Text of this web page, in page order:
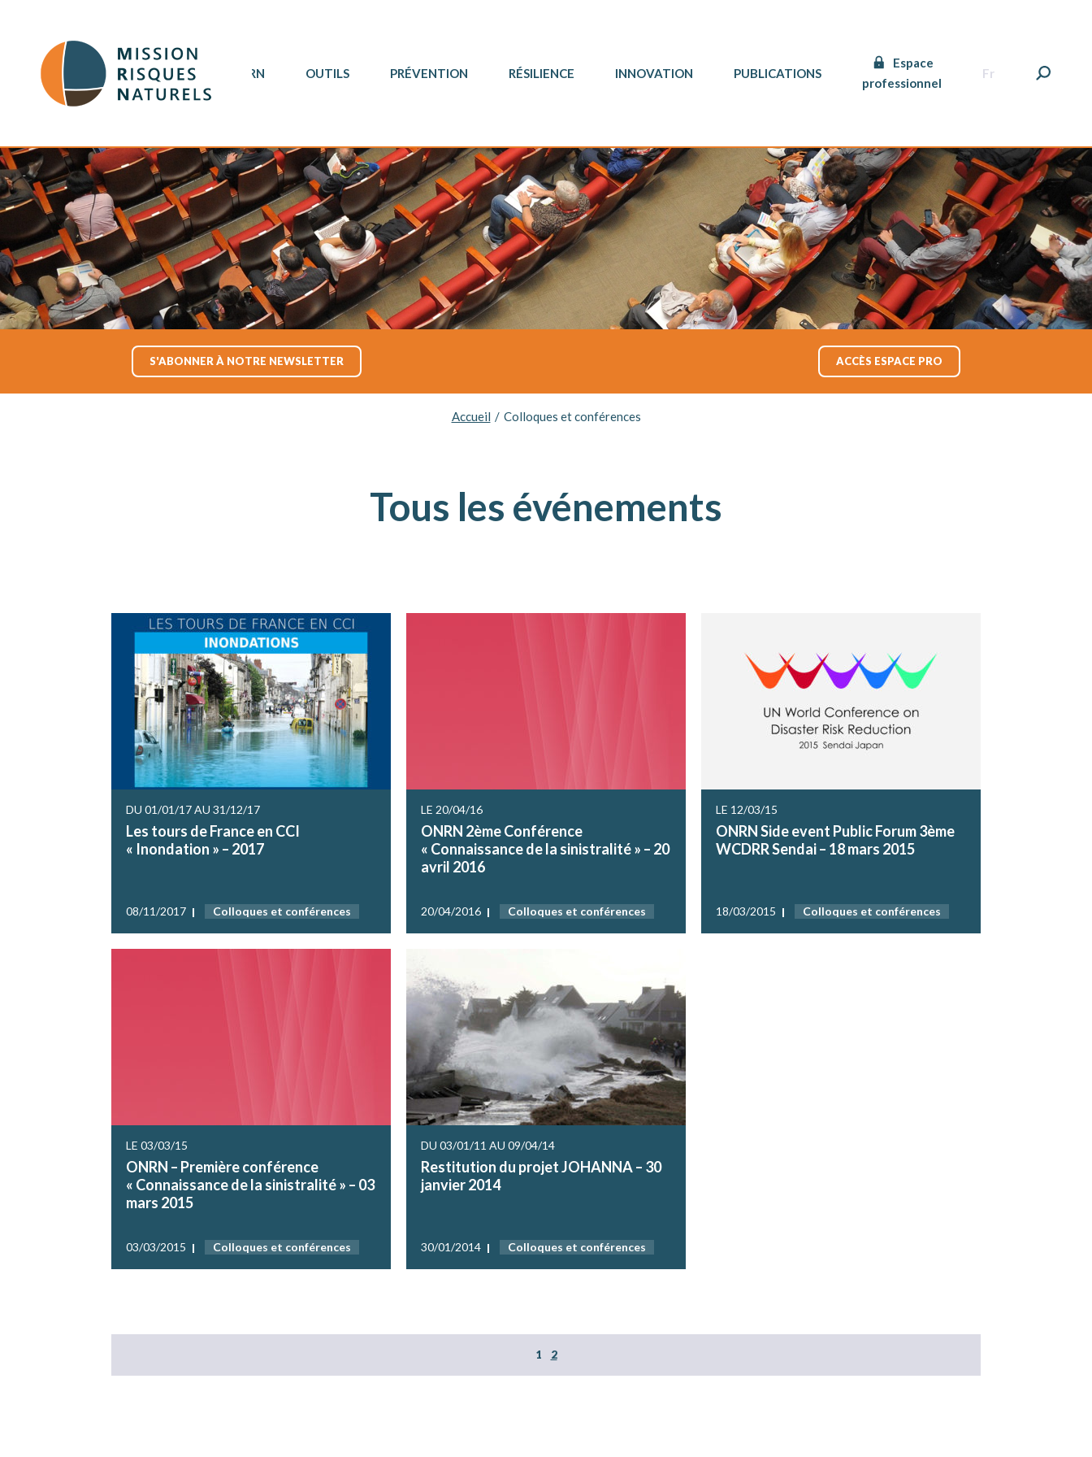
MRN OUTILS PRÉVENTION RÉSILIENCE INNOVATION PUBLICATIONS
Espace
professionnel
Fr
S'ABONNER À NOTRE NEWSLETTER ACCÈS ESPACE PRO
Accueil Colloques et conférences
Tous les événements
DU 01/01/17 AU 31/12/17
Les tours de France en CCI
« Inondation » – 2017
08/11/2017 Colloques et conférences
LE 20/04/16
ONRN 2ème Conférence
« Connaissance de la sinistralité » – 20
avril 2016
20/04/2016 Colloques et conférences
LE 12/03/15
ONRN Side event Public Forum 3ème
WCDRR Sendai – 18 mars 2015
18/03/2015 Colloques et conférences
LE 03/03/15
ONRN – Première conférence
« Connaissance de la sinistralité » – 03
mars 2015
03/03/2015 Colloques et conférences
DU 03/01/11 AU 09/04/14
Restitution du projet JOHANNA – 30
janvier 2014
30/01/2014 Colloques et conférences
1 2